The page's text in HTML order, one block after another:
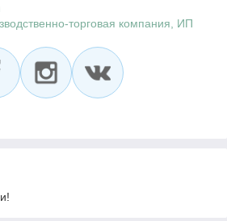
торговая компания, ИП